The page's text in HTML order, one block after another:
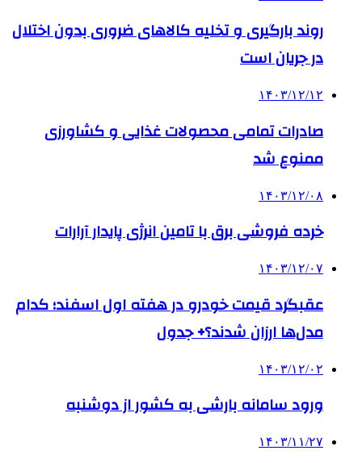
روند بارگیری و تخلیه کالاهای ضروری بدون اختلال
در جریان است
۱۴۰۳/۱۲/۱۲
صادرات تمامی محصولات غذایی و کشاورزی
ممنوع شد
۱۴۰۳/۱۲/۰۸
خرده فروشی برق با تامین انرژی پایدار آرارات
۱۴۰۳/۱۲/۰۷
عقبگرد قیمت خودرو در هفته اول اسفند؛ کدام
مدل‌ها ارزان شدند؟+ جدول
۱۴۰۳/۱۲/۰۲
ورود سامانه بارشی به کشور از دوشنبه
۱۴۰۳/۱۱/۲۷